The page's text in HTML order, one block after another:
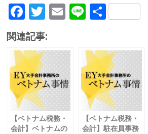
F
ac
e
b
o
o
k
T
itt
er
E
l
Li 共
関連記事:
【ベトナム税務・
会計】ベトナムの
【ベトナム税務・
会計】駐在員事務